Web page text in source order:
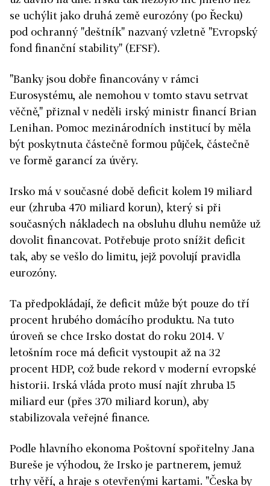
se uchýlit jako druhá země eurozóny (po Řecku)
pod ochranný "deštník" nazvaný vzletně "Evropský
fond finanční stability" (EFSF).
"Banky jsou dobře financovány v rámci
Eurosystému, ale nemohou v tomto stavu setrvat
věčně," přiznal v neděli irský ministr financí Brian
Lenihan. Pomoc mezinárodních institucí by měla
být poskytnuta částečně formou půjček, částečně
ve formě garancí za úvěry.
Irsko má v současné době deficit kolem 19 miliard
eur (zhruba 470 miliard korun), který si při
současných nákladech na obsluhu dluhu nemůže už
dovolit financovat. Potřebuje proto snížit deficit
tak, aby se vešlo do limitu, jejž povolují pravidla
eurozóny.
Ta předpokládají, že deficit může být pouze do tří
procent hrubého domácího produktu. Na tuto
úroveň se chce Irsko dostat do roku 2014. V
letošním roce má deficit vystoupit až na 32
procent HDP, což bude rekord v moderní evropské
historii. Irská vláda proto musí najít zhruba 15
miliard eur (přes 370 miliard korun), aby
stabilizovala veřejné finance.
Podle hlavního ekonoma Poštovní spořitelny Jana
Bureše je výhodou, že Irsko je partnerem, jemuž
trhy věří, a hraje s otevřenými kartami. "Česka by